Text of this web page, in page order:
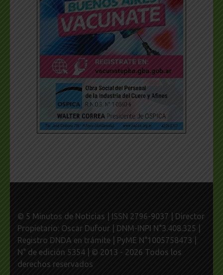
© 5 Minutos de Noticias | ISSN 2796-9037 | Director
Propietario: Oscar Dufour | DNM-INPI N°3.408.325 |
Registro DNDA en trámite | PyME N°1005758473 |
N° de edición 5354 | © 2013 - 2026 Todos los
derechos reservados